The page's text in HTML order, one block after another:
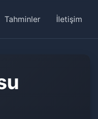
Tahminler İletişim